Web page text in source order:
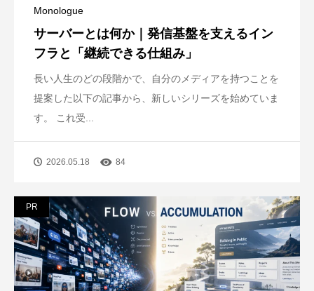
Monologue
サーバーとは何か｜発信基盤を支えるイン
フラと「継続できる仕組み」
長い人生のどの段階かで、自分のメディアを持つことを
提案した以下の記事から、新しいシリーズを始めていま
す。 これ受...
2026.05.18 84
PR